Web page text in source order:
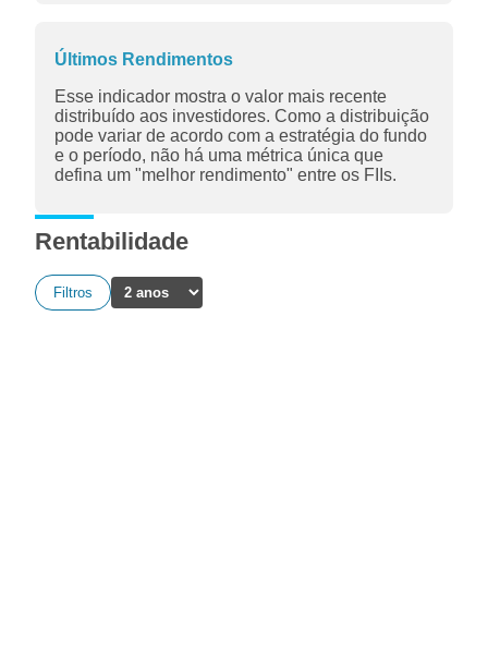
Últimos Rendimentos
Esse indicador mostra o valor mais recente
distribuído aos investidores. Como a distribuição
pode variar de acordo com a estratégia do fundo
e o período, não há uma métrica única que
defina um "melhor rendimento" entre os FIIs.
Rentabilidade
Filtros